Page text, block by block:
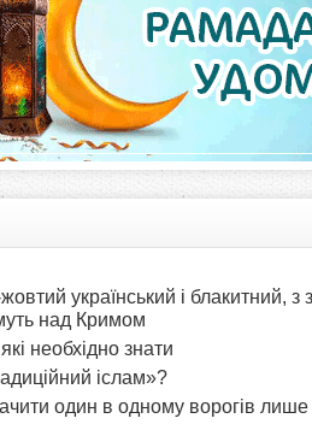
український і блакитний, з
над Кримом
необхідно знати
іслам»?
один в одному ворогів лише